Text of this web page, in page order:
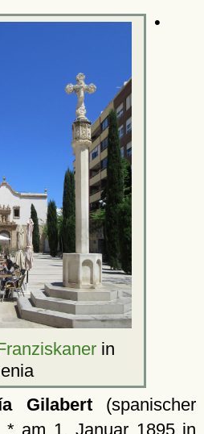
in
•
Gilabert(spanischer
* am 1. Januar 1895 in